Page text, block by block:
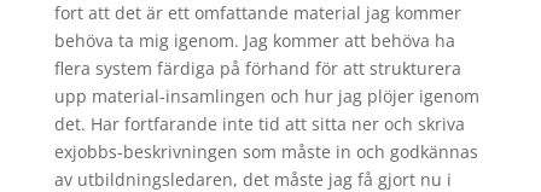
fort att det är ett omfattande material jag kommer
behöva ta mig igenom. Jag kommer att behöva ha
flera system färdiga på förhand för att strukturera
upp material-insamlingen och hur jag plöjer igenom
det. Har fortfarande inte tid att sitta ner och skriva
exjobbs-beskrivningen som måste in och godkännas
av utbildningsledaren, det måste jag få gjort nu i